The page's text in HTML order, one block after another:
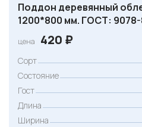
Поддон деревянный
1200*800 мм. ГОСТ:
цена 420 ₽
Сорт
Состояние
Гост
Длина
Ширина